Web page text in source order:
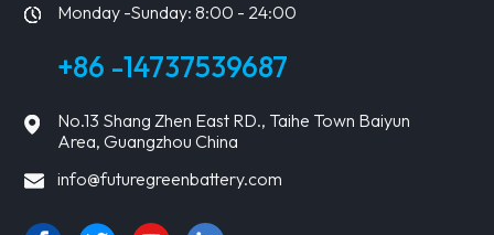
Monday -Sunday: 8:00 - 24:00
+86 -14737539687
No.13 Shang Zhen East RD., Taihe Town Baiyun
Area, Guangzhou China
info@futuregreenbattery.com